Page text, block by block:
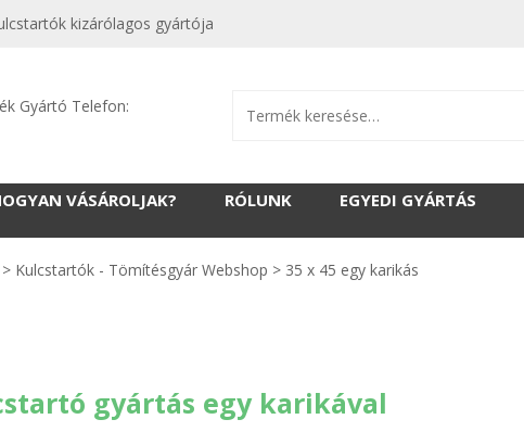
kizárólagos gyártója
Gyártó Telefon:
VÁSÁROLJAK? RÓLUNK EGYEDI GYÁRTÁS
> Kulcstartók - Tömítésgyár Webshop > 35 x 45 egy karikás
gyártás egy karikával